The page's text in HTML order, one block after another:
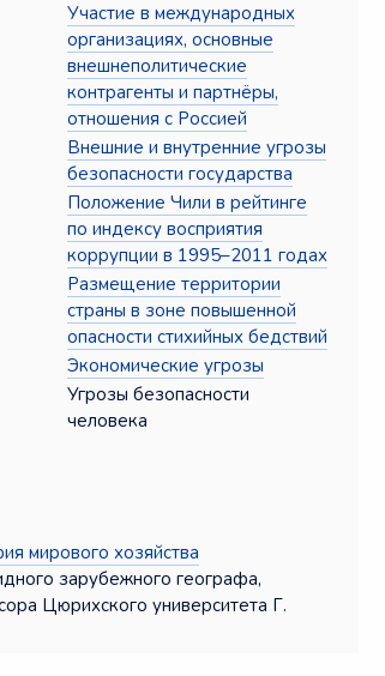
Участие в международных
организациях, основные
внешнеполитические
контрагенты и партнёры,
отношения с Россией
Внешние и внутренние угрозы
безопасности государства
Положение Чили в рейтинге
по индексу восприятия
коррупции в 1995–2011 годах
Размещение территории
страны в зоне повышенной
опасности стихийных бедствий
Экономические угрозы
Угрозы безопасности
человека
мирового хозяйства
зарубежного географа,
Цюрихского университета Г.